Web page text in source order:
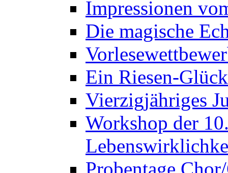
Impressionen
Die magische
Ein Riesen-
Vierzigjähriges
Workshop der